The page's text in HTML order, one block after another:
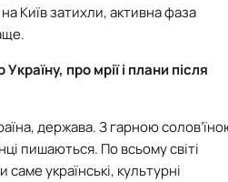
Київ затихли, активна фаза
про мрії і плани після
держава. З гарною
пишаються. По всьому світі
українські, культурні